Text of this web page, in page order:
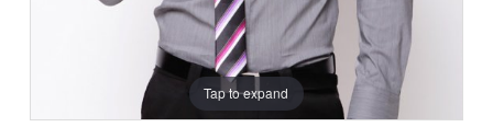
Tap to expand